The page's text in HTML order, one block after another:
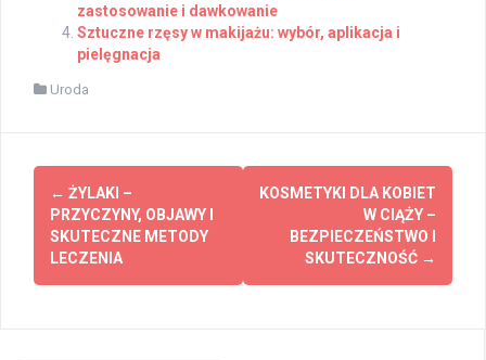
zastosowanie i dawkowanie
Sztuczne rzęsy w makijażu: wybór, aplikacja i
pielęgnacja
Uroda
Post
navigation
← ŻYLAKI –
PRZYCZYNY, OBJAWY I
SKUTECZNE METODY
LECZENIA
KOSMETYKI DLA KOBIET
W CIĄŻY –
BEZPIECZEŃSTWO I
SKUTECZNOŚĆ →